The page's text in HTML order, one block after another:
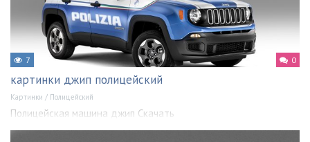
7 0
картинки джип полицейский
Картинки / Полицейский
Полицейская машина джип Скачать